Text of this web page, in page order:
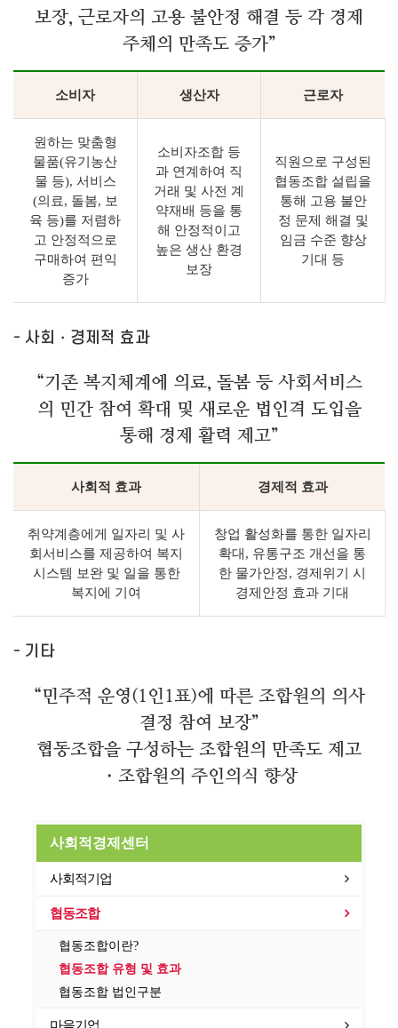
보장, 근로자의 고용 불안정 해결 등 각 경제
주체의 만족도 증가”
소비자 생산자 근로자
원하는 맞춤형
물품(유기농산
물 등), 서비스
(의료, 돌봄, 보
육 등)를 저렴하
고 안정적으로
구매하여 편익
증가
소비자조합 등
과 연계하여 직
거래 및 사전 계
약재배 등을 통
해 안정적이고
높은 생산 환경
보장
직원으로 구성된
협동조합 설립을
통해 고용 불안
정 문제 해결 및
임금 수준 향상
기대 등
- 사회・경제적 효과
“기존 복지체계에 의료, 돌봄 등 사회서비스
의 민간 참여 확대 및 새로운 법인격 도입을
통해 경제 활력 제고”
사회적 효과 경제적 효과
취약계층에게 일자리 및 사
회서비스를 제공하여 복지
시스템 보완 및 일을 통한
복지에 기여
창업 활성화를 통한 일자리
확대, 유통구조 개선을 통
한 물가안정, 경제위기 시
경제안정 효과 기대
- 기타
“민주적 운영(1인1표)에 따른 조합원의 의사
결정 참여 보장”
협동조합을 구성하는 조합원의 만족도 제고
・조합원의 주인의식 향상
사회적경제센터
사회적기업
협동조합
협동조합이란?
협동조합 유형 및 효과
협동조합 법인구분